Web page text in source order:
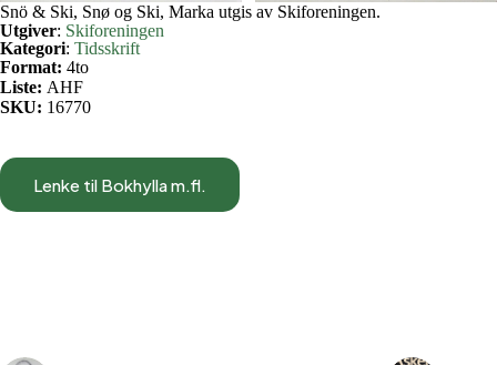
Snö & Ski, Snø og Ski, Marka utgis av Skiforeningen.
Utgiver: Skiforeningen
Kategori: Tidsskrift
Format: 4to
Liste: AHF
SKU: 16770
Lenke til Bokhylla m.fl.